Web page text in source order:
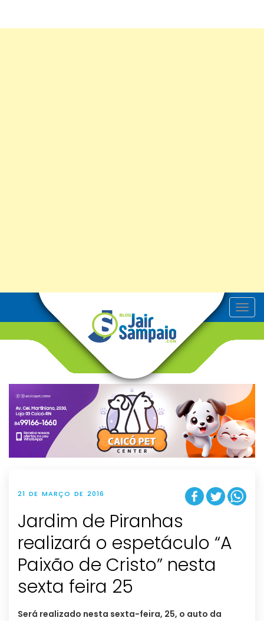
T
o
v
g
t
i
o
n
21 DE MARÇO DE 2016
Jardim de Piranhas
realizará o espetáculo “A
Paixão de Cristo” nesta
sexta feira 25
Será realizado nesta sexta-feira, 25, o auto da